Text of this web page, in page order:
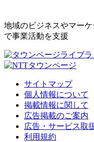
地域のビジネスやマー
で事業活動を支援
サイトマップ
個人情報について
掲載情報に関して
広告掲載のご案内
広告・サービス取
利用規約